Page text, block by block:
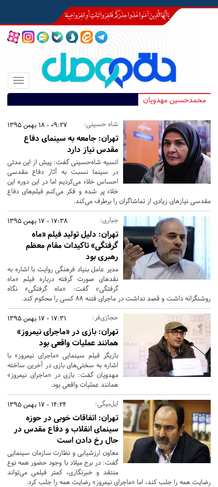
Toggle
محمدحسین مهدویان
09:27 - 18 بهمن 1395 شاه حسینی:
تهران: جامعه به سینمای دفاع
مقدس نیاز دارد
انسیه شاه‌حسینی گفت: پیش از این مدتی
در سینما نسبت به آثار دفاع مقدسی
احساس خلاء می‌کردیم اما در این دوره این
خلاء پر شده و فکر می‌کنم فیلم‌های دفاع
مقدسی نیازهای زیادی از تماشاگران را برطرف می‌کند.
17:38 - 17 بهمن 1395 جباری:
تهران: دلیل تولید فیلم «ماه
گرفتگی» تاکیدات مقام معظم
رهبری بود
مدیر عامل بنیاد فرهنگی روایت با اشاره به
نقدهای صورت گرفته درباره فیلم «ماه
گرفتگی» گفت: «ماه گرفتگی» نگاه
روشنگرانه داشت و قصد نداشت در ماجرای فتنه 88 کسی را محکوم کند.
17:31 - 17 بهمن 1395 حجازی‌فر:
تهران: بازی در «ماجرای نیمروز»
همانند عملیات واقعی بود
بازیگر فیلم سینمایی «ماجرای نیمروز» با
اشاره به سختی‌های بازی در آخرین ساخته
مهدویان گفت: بازی در «ماجرای نیمروز»
همانند عملیات واقعی بود.
14:24 - 17 بهمن 1395 ایل‌بیگی:
تهران: اتفاقات خوبی در حوزه
سینمای انقلاب و دفاع مقدس در
حال رخ دادن است
معاون ارزشیابی و نظارت سازمان سینمایی
گفت: در برج میلاد با وجود حضور همه نوع
منتقد و خبرنگاری، کمتر فیلمی می‌تواند
رضایت همه را جلب کند، اما «ماجرای نیمروز» رضایت همه را جلب کرد.